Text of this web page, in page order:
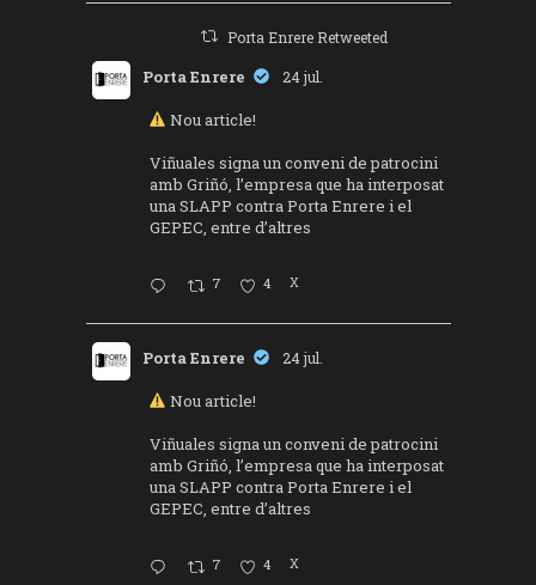
Porta Enrere Retweeted
Porta Enrere 24 jul.
Nou article!
Viñuales signa un conveni de patrocini
amb Griñó, l’empresa que ha interposat
una SLAPP contra Porta Enrere i el
GEPEC, entre d’altres
7 4 X
Porta Enrere 24 jul.
Nou article!
Viñuales signa un conveni de patrocini
amb Griñó, l’empresa que ha interposat
una SLAPP contra Porta Enrere i el
GEPEC, entre d’altres
7 4 X